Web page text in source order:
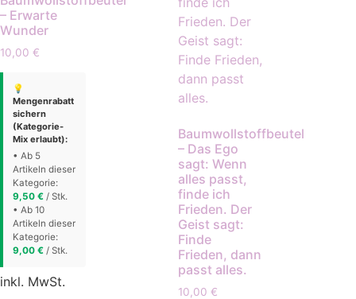
– Erwarte
Wunder
10,00 €
💡
Mengenrabatt
sichern
(Kategorie-
Mix erlaubt):
• Ab 5
Artikeln dieser
Kategorie:
9,50 € / Stk.
• Ab 10
Artikeln dieser
Kategorie:
9,00 € / Stk.
inkl. MwSt.
Baumwollstoffbeutel
– Das Ego
sagt: Wenn
alles passt,
finde ich
Frieden. Der
Geist sagt:
Finde
Frieden, dann
passt alles.
10,00 €